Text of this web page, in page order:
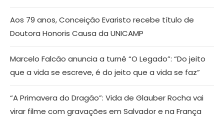
Aos 79 anos, Conceição Evaristo recebe título de
Doutora Honoris Causa da UNICAMP
Marcelo Falcão anuncia a turnê “O Legado”: “Do jeito
que a vida se escreve, é do jeito que a vida se faz”
“A Primavera do Dragão”: Vida de Glauber Rocha vai
virar filme com gravações em Salvador e na França